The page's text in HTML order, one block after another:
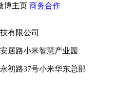
博主页 商务合作
有限公司
居路小米智慧产业园
初路37号小米华东总部